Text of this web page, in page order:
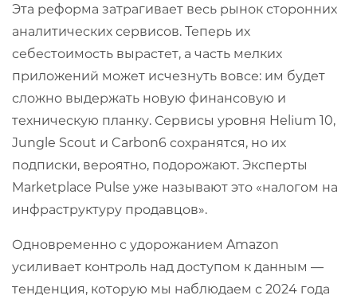
Эта реформа затрагивает весь рынок сторонних
аналитических сервисов. Теперь их
себестоимость вырастет, а часть мелких
приложений может исчезнуть вовсе: им будет
сложно выдержать новую финансовую и
техническую планку. Сервисы уровня Helium 10,
Jungle Scout и Carbon6 сохранятся, но их
подписки, вероятно, подорожают. Эксперты
Marketplace Pulse уже называют это «налогом на
инфраструктуру продавцов».
Одновременно с удорожанием Amazon
усиливает контроль над доступом к данным —
тенденция, которую мы наблюдаем с 2024 года